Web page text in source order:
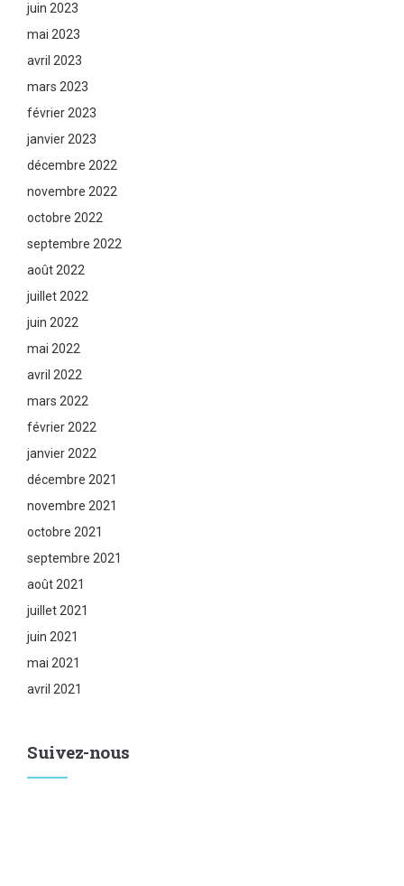
juin 2023
mai 2023
avril 2023
mars 2023
février 2023
janvier 2023
décembre 2022
novembre 2022
octobre 2022
septembre 2022
août 2022
juillet 2022
juin 2022
mai 2022
avril 2022
mars 2022
février 2022
janvier 2022
décembre 2021
novembre 2021
octobre 2021
septembre 2021
août 2021
juillet 2021
juin 2021
mai 2021
avril 2021
Suivez-nous